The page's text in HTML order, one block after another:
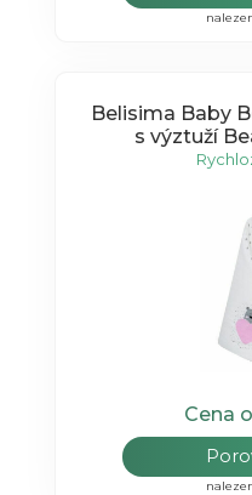
Belisima Baby Belisima Zavinovačka
s výztuží
Cena